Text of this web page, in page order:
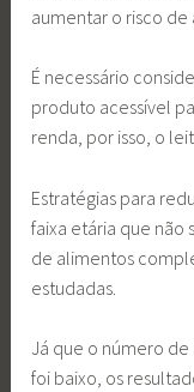
aumentar o risco de
É necessário
produto acessível
renda, por isso, o
Estratégias para
faixa etária que não
de alimentos
estudadas.
Já que o número de
foi baixo, os